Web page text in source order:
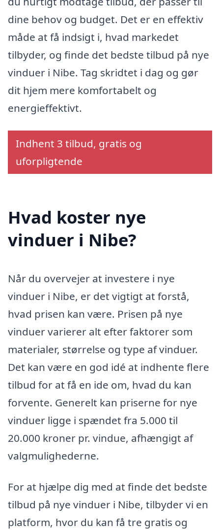
dine behov og budget. Det er en effektiv
måde at få indsigt i, hvad markedet
tilbyder, og finde det bedste tilbud på nye
vinduer i Nibe. Tag skridtet i dag og gør
dit hjem mere komfortabelt og
energieffektivt.
Indhent 3 tilbud, gratis og
uforpligtende
Hvad koster nye
vinduer i Nibe?
Når du overvejer at investere i nye
vinduer i Nibe, er det vigtigt at forstå,
hvad prisen kan være. Prisen på nye
vinduer varierer alt efter faktorer som
materialer, størrelse og type af vinduer.
Det kan være en god idé at indhente flere
tilbud for at få en ide om, hvad du kan
forvente. Generelt kan priserne for nye
vinduer ligge i spændet fra 5.000 til
20.000 kroner pr. vindue, afhængigt af
valgmulighederne.
For at hjælpe dig med at finde det bedste
tilbud på nye vinduer i Nibe, tilbyder vi en
platform, hvor du kan få tre gratis og